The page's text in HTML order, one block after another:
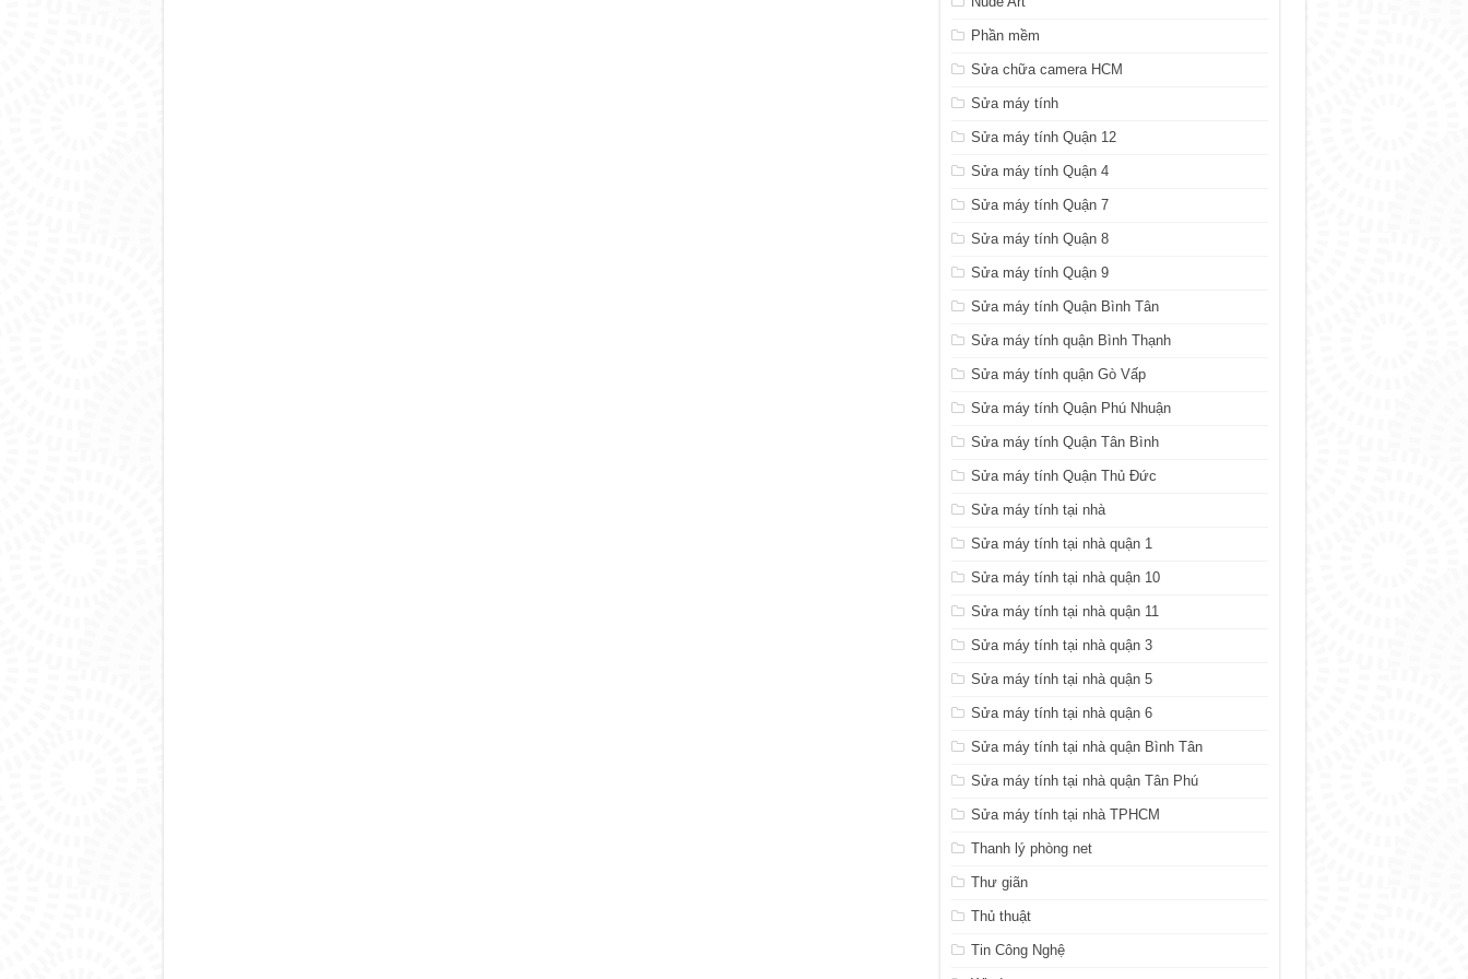
Phần mềm
Sửa chữa camera HCM
Sửa máy tính
Sửa máy tính Quận 12
Sửa máy tính Quận 4
Sửa máy tính Quận 7
Sửa máy tính Quận 8
Sửa máy tính Quận 9
Sửa máy tính Quận Bình Tân
Sửa máy tính quận Bình Thạnh
Sửa máy tính quận Gò Vấp
Sửa máy tính Quận Phú Nhuận
Sửa máy tính Quận Tân Bình
Sửa máy tính Quận Thủ Đức
Sửa máy tính tại nhà
Sửa máy tính tại nhà quận 1
Sửa máy tính tại nhà quận 10
Sửa máy tính tại nhà quận 11
Sửa máy tính tại nhà quận 3
Sửa máy tính tại nhà quận 5
Sửa máy tính tại nhà quận 6
Sửa máy tính tại nhà quận Bình Tân
Sửa máy tính tại nhà quận Tân Phú
Sửa máy tính tại nhà TPHCM
Thanh lý phòng net
Thư giãn
Thủ thuật
Tin Công Nghệ